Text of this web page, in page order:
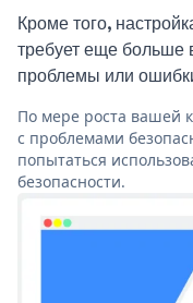
Кроме того,
требует еще
проблемы или
По мере роста вашей
с проблемами
попытаться
безопасности.